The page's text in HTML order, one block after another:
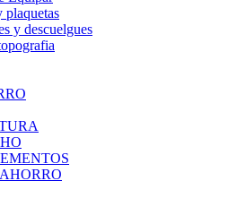
plaquetas
y descuelgues